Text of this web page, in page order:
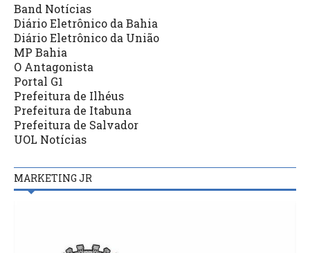
Band Notícias
Diário Eletrônico da Bahia
Diário Eletrônico da União
MP Bahia
O Antagonista
Portal G1
Prefeitura de Ilhéus
Prefeitura de Itabuna
Prefeitura de Salvador
UOL Notícias
MARKETING JR